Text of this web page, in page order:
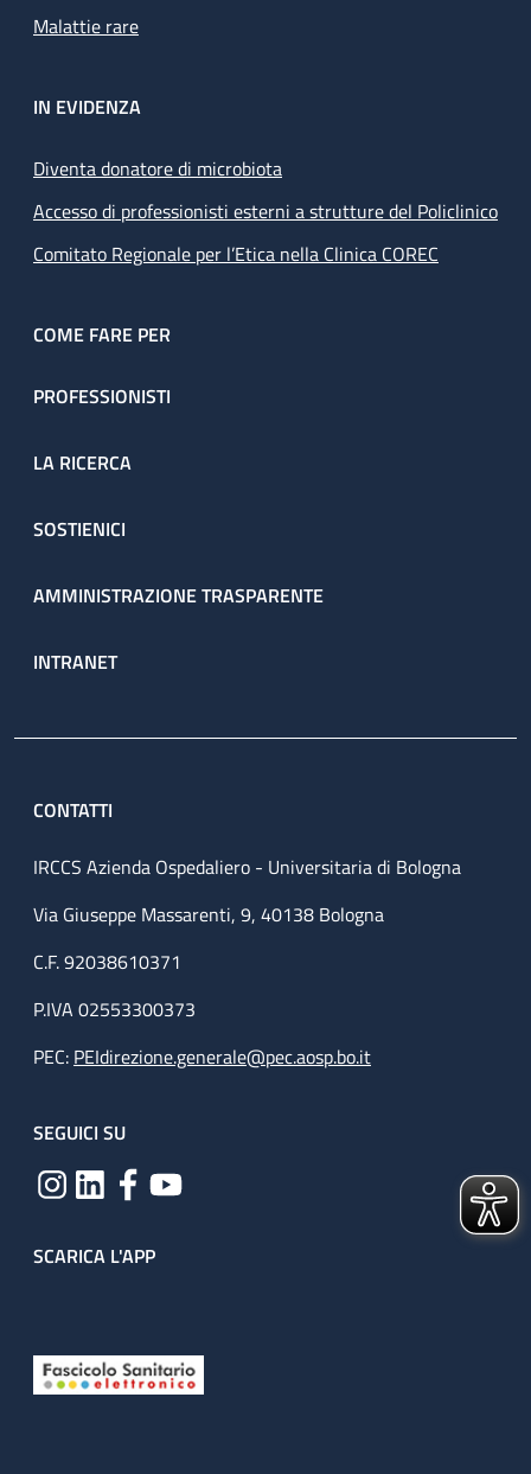
Malattie rare
IN EVIDENZA
Diventa donatore di microbiota
Accesso di professionisti esterni a strutture del Policlinico
Comitato Regionale per l’Etica nella Clinica COREC
COME FARE PER
PROFESSIONISTI
LA RICERCA
SOSTIENICI
AMMINISTRAZIONE TRASPARENTE
INTRANET
CONTATTI
IRCCS Azienda Ospedaliero - Universitaria di Bologna
Via Giuseppe Massarenti, 9, 40138 Bologna
C.F. 92038610371
P.IVA 02553300373
PEC: PEIdirezione.generale@pec.aosp.bo.it
SEGUICI SU
SCARICA L'APP